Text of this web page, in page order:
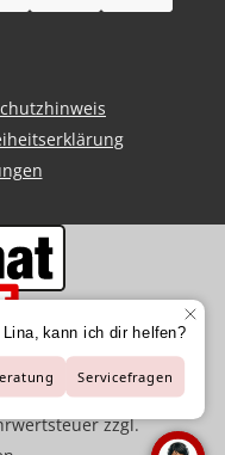
| Der Spezialist für
zzgl.